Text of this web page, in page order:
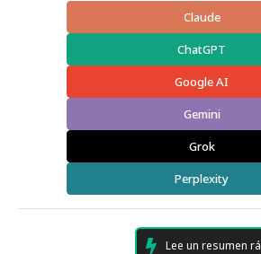
Claude
ChatGPT
Google AI
Gemini
Grok
Perplexity
Lee un resumen